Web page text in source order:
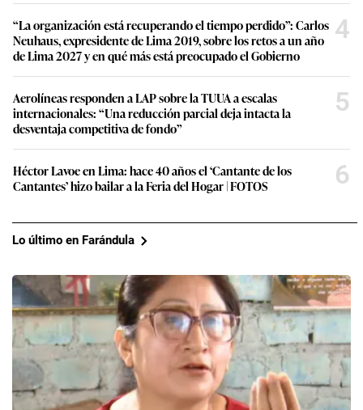
“La organización está recuperando el tiempo perdido”: Carlos
Neuhaus, expresidente de Lima 2019, sobre los retos a un año
de Lima 2027 y en qué más está preocupado el Gobierno
4
Aerolíneas responden a LAP sobre la TUUA a escalas
internacionales: “Una reducción parcial deja intacta la
desventaja competitiva de fondo”
5
Héctor Lavoe en Lima: hace 40 años el ‘Cantante de los
Cantantes’ hizo bailar a la Feria del Hogar | FOTOS
6
Lo último en Farándula